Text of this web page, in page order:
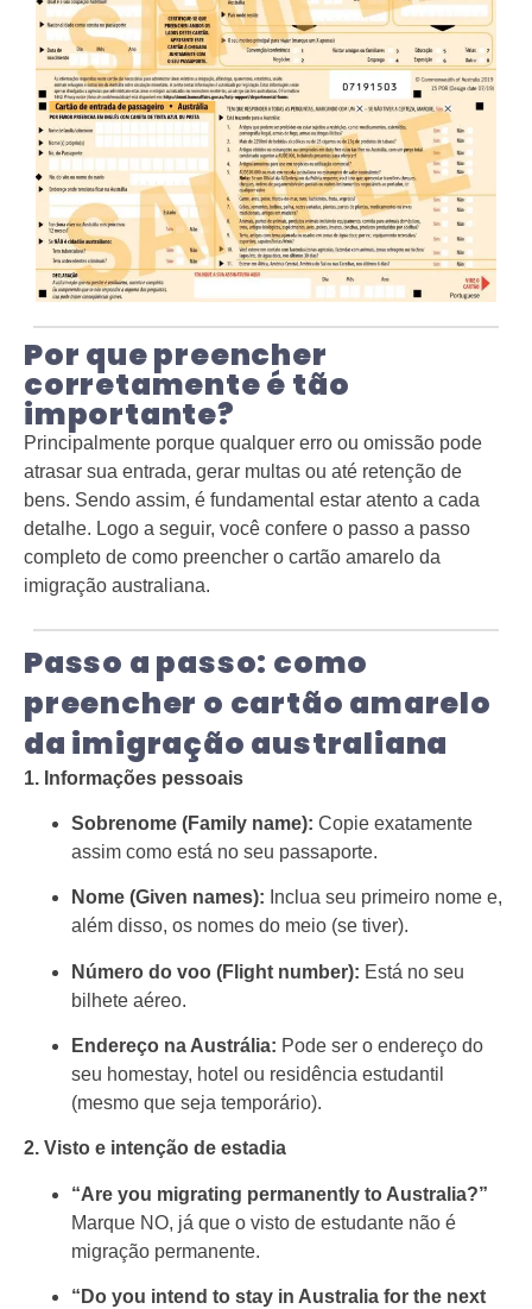
Por que preencher
corretamente é tão
importante?
Principalmente porque qualquer erro ou omissão pode
atrasar sua entrada, gerar multas ou até retenção de
bens. Sendo assim, é fundamental estar atento a cada
detalhe. Logo a seguir, você confere o passo a passo
completo de como preencher o cartão amarelo da
imigração australiana.
Passo a passo: como
preencher o cartão amarelo
da imigração australiana
1. Informações pessoais
Sobrenome (Family name): Copie exatamente
assim como está no seu passaporte.
Nome (Given names): Inclua seu primeiro nome e,
além disso, os nomes do meio (se tiver).
Número do voo (Flight number): Está no seu
bilhete aéreo.
Endereço na Austrália: Pode ser o endereço do
seu homestay, hotel ou residência estudantil
(mesmo que seja temporário).
2. Visto e intenção de estadia
“Are you migrating permanently to Australia?”
Marque NO, já que o visto de estudante não é
migração permanente.
“Do you intend to stay in Australia for the next